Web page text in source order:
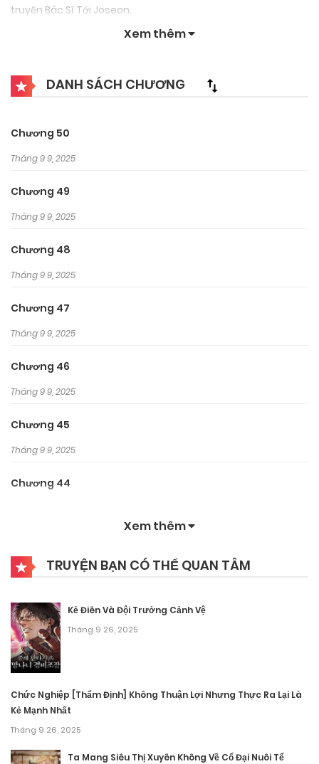
truyện Bác Sĩ Tới Joseon.
Xem thêm
DANH SÁCH CHƯƠNG
Chương 50
Tháng 9 9, 2025
Chương 49
Tháng 9 9, 2025
Chương 48
Tháng 9 9, 2025
Chương 47
Tháng 9 9, 2025
Chương 46
Tháng 9 9, 2025
Chương 45
Tháng 9 9, 2025
Chương 44
Tháng 9 9, 2025
Chương 42
Tháng 9 9, 2025
Chương 41
Chương 40
Xem thêm
TRUYỆN BẠN CÓ THỂ QUAN TÂM
Kẻ Điên Và Đội Trưởng Cảnh Vệ
Tháng 9 26, 2025
Chức Nghiệp [Thẩm Định] Không Thuận Lợi Nhưng Thực Ra Lại Là
Kẻ Mạnh Nhất
Tháng 9 26, 2025
Ta Mang Siêu Thị Xuyên Không Về Cổ Đại Nuôi Tể